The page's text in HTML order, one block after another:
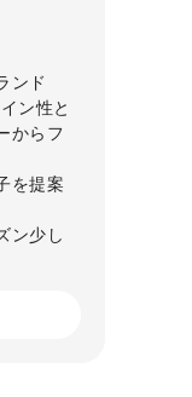
ンド
ン性と
からフ
を提案
ン少し